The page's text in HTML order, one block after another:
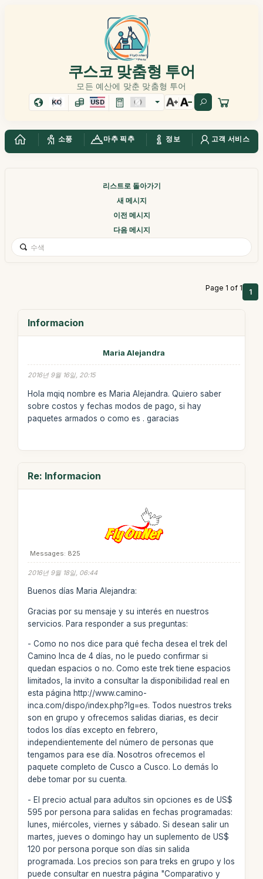
쿠스코 맞춤형 투어
모든 예산에 맞춘 맞춤형 투어
KO USD
소풍 마추 픽추 정보 고객 서비스
리스트로 돌아가기
새 메시지
이전 메시지
다음 메시지
Page 1 of 1 1
Informacion
Maria Alejandra
2016년 9월 16일, 20:15
Hola mqiq nombre es Maria Alejandra. Quiero saber
sobre costos y fechas modos de pago, si hay
paquetes armados o como es . garacias
Re: Informacion
Messages: 825
2016년 9월 18일, 06:44
Buenos días Maria Alejandra:
Gracias por su mensaje y su interés en nuestros
servicios. Para responder a sus preguntas:
- Como no nos dice para qué fecha desea el trek del
Camino Inca de 4 días, no le puedo confirmar si
quedan espacios o no. Como este trek tiene espacios
limitados, la invito a consultar la disponibilidad real en
esta página http://www.camino-
inca.com/dispo/index.php?lg=es. Todos nuestros treks
son en grupo y ofrecemos salidas diarias, es decir
todos los días excepto en febrero,
independientemente del número de personas que
tengamos para ese día. Nosotros ofrecemos el
paquete completo de Cusco a Cusco. Lo demás lo
debe tomar por su cuenta.
- El precio actual para adultos sin opciones es de US$
595 por persona para salidas en fechas programadas:
lunes, miércoles, viernes y sábado. Si desean salir un
martes, jueves o domingo hay un suplemento de US$
120 por persona porque son días sin salida
programada. Los precios son para treks en grupo y los
puede consultar en nuestra página "Comparativo y